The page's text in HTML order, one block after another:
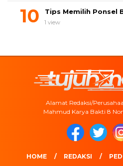
Tips Memilih Ponsel
1 view
Alamat Redaksi/
Mahmud Karya Bakti 8
HOME REDAKSI